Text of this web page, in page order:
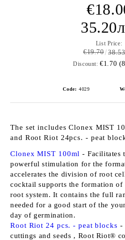
List Price:
€19.70
Discount: €1.70
Code: 4029
The set includesClonex MIST
and Root Riot 24pcs. - peat
Clonex MIST 100ml -Facilitates
powerful stimulation for the
accelerates the division of root
cocktail supports the formation of
root system. It contains the full
needed for a good start of the
day of germination.
Root Riot 24 pcs. - peat blocks -
cuttings and seeds , Root Riot®